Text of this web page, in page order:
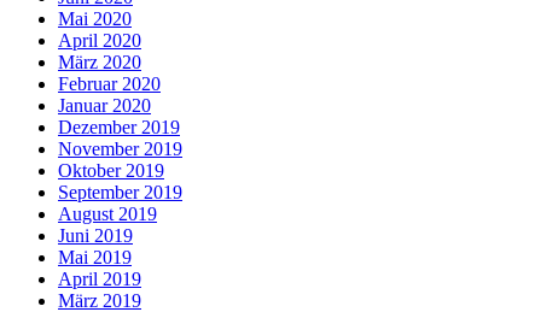
Mai 2020
April 2020
März 2020
Februar 2020
Januar 2020
Dezember 2019
November 2019
Oktober 2019
September 2019
August 2019
Juni 2019
Mai 2019
April 2019
März 2019